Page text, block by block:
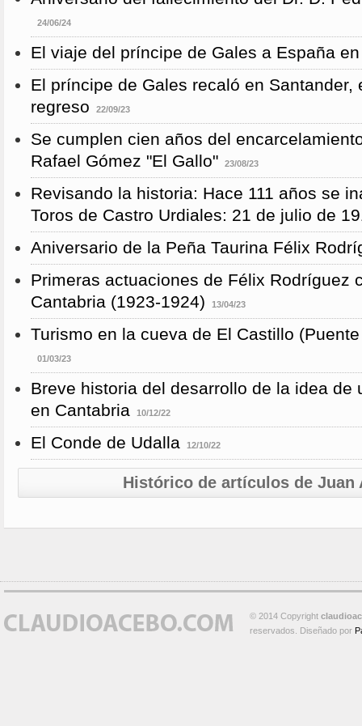
24/06/24
El viaje del príncipe de Gales a España
El príncipe de Gales recaló en Santander,
regreso
22/09/23
Se cumplen cien años del
Rafael Gómez "El Gallo"
23/08/23
Revisando la historia: Hace 111 años se
Toros de Castro Urdiales: 21 de julio de
Aniversario de la Peña Taurina Félix
Primeras actuaciones de Félix Rodríguez
Cantabria (1923-1924)
13/04/23
Turismo en la cueva de El Castillo
01/03/23
Breve historia del desarrollo de la idea de
en Cantabria
10/12/22
El Conde de Udalla 12/10/22
Histórico de artículos de Juan
© 2014 Copyright
reservados. Diseñado por